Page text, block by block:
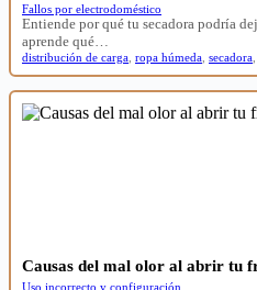
Fallos por electrodoméstico
Entiende por qué tu secadora podría
aprende qué…
distribución de carga ropa húmeda secadora
Causas del mal olor al abrir tu
Uso incorrecto y configuración